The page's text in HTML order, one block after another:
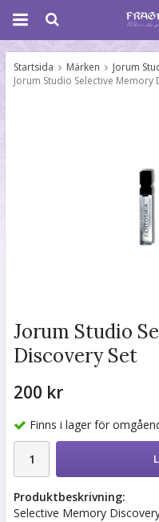
Startsida Märken
Jorum
Jorum Studio Selective Memory
Jorum Studio
Discovery Set
200 kr
Finns i lager för
Produktbeskrivning:
Selective Memory